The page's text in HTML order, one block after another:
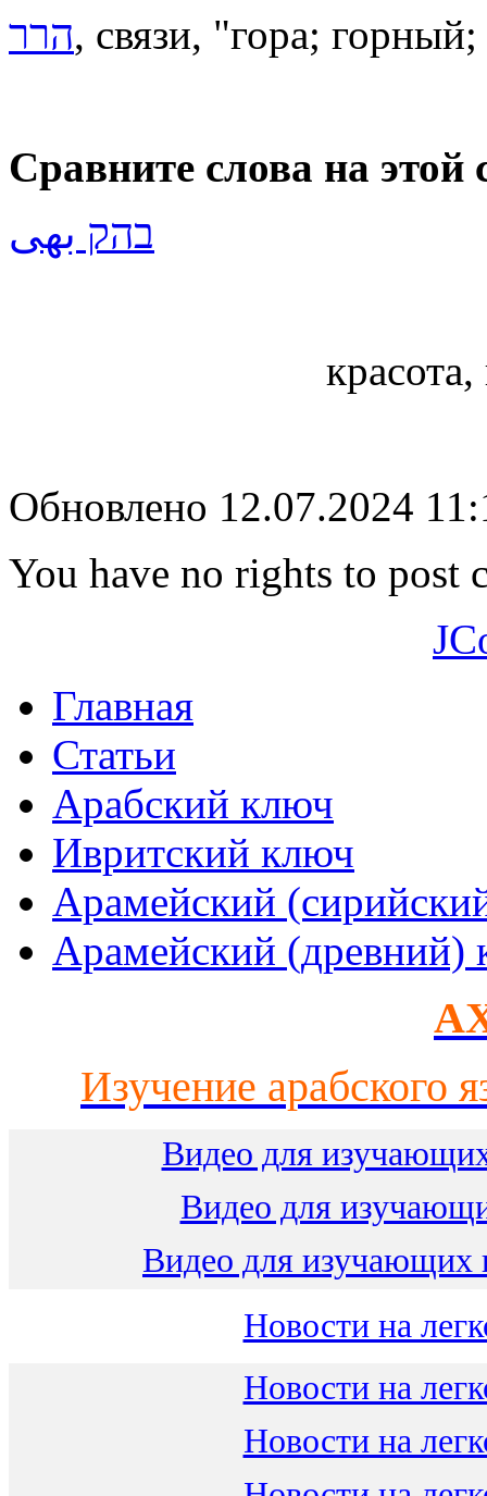
הרר, связи, "гора;
Сравните слова на этой
בהק بهى
Обновлено 12.07.2024
You have no rights to post
Главная
Статьи
Арабский ключ
Ивритский ключ
Арамейский
Арамейский (древний)
Изучение арабского
Видео для
Видео для
Видео для изучающих
Новости на
Новости на
Новости на